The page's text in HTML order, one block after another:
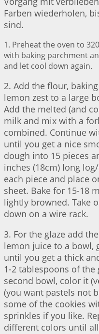
Farben wiederholen,
sind.
1. Preheat the oven to
with baking parchment
and let cool down again.
2. Add the flour,
lemon zest to a large
Add the melted (and
milk and mix with a
combined. Continue
until you get a nice
dough into 15 pieces
inches (18cm) long
each piece and place
sheet. Bake for 15-18
lightly browned. Take
down on a wire rack.
3. For the glaze add
lemon juice to a bowl,
until you get a thick
1-2 tablespoons of
second bowl, color it
(you want pastels not
some of the cookies
sprinkles if you like.
different colors until